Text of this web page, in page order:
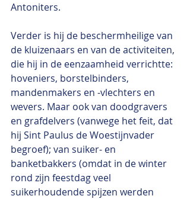
Antoniters.
Verder is hij de beschermheilige van
de kluizenaars en van de activiteiten,
die hij in de eenzaamheid verrichtte:
hoveniers, borstelbinders,
mandenmakers en -vlechters en
wevers. Maar ook van doodgravers
en grafdelvers (vanwege het feit, dat
hij Sint Paulus de Woestijnvader
begroef); van suiker- en
banketbakkers (omdat in de winter
rond zijn feestdag veel
suikerhoudende spijzen werden